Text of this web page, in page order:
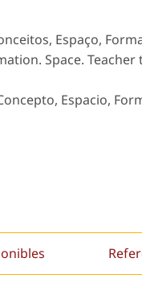
Espaço,
Space.
Espacio,